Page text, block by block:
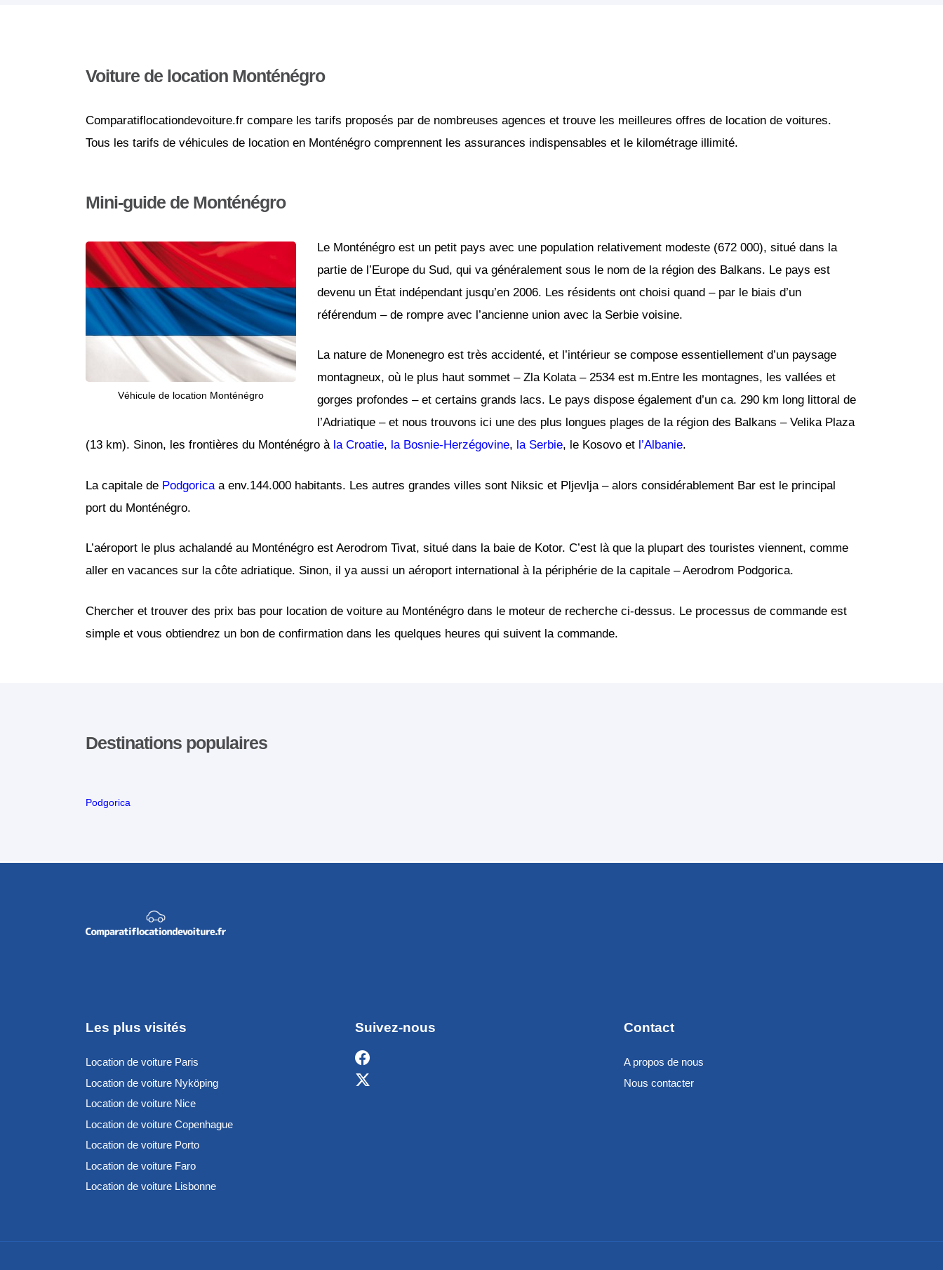
Voiture de location Monténégro
Comparatiflocationdevoiture.fr compare les tarifs proposés par de nombreuses agences et trouve les meilleures offres de location de voitures.
Tous les tarifs de véhicules de location en Monténégro comprennent les assurances indispensables et le kilométrage illimité.
Mini-guide de Monténégro
Véhicule de location Monténégro
Le Monténégro est un petit pays avec une population relativement modeste (672 000), situé dans la
partie de l’Europe du Sud, qui va généralement sous le nom de la région des Balkans. Le pays est
devenu un État indépendant jusqu’en 2006. Les résidents ont choisi quand – par le biais d’un
référendum – de rompre avec l’ancienne union avec la Serbie voisine.
La nature de Monenegro est très accidenté, et l’intérieur se compose essentiellement d’un paysage
montagneux, où le plus haut sommet – Zla Kolata – 2534 est m.Entre les montagnes, les vallées et
gorges profondes – et certains grands lacs. Le pays dispose également d’un ca. 290 km long littoral de
l’Adriatique – et nous trouvons ici une des plus longues plages de la région des Balkans – Velika Plaza
(13 km). Sinon, les frontières du Monténégro à la Croatie, la Bosnie-Herzégovine, la Serbie, le Kosovo et l’Albanie.
La capitale de Podgoricaa env.144.000 habitants. Les autres grandes villes sont Niksic et Pljevlja – alors considérablement Bar est le principal
port du Monténégro.
L’aéroport le plus achalandé au Monténégro est Aerodrom Tivat, situé dans la baie de Kotor. C’est là que la plupart des touristes viennent, comme
aller en vacances sur la côte adriatique. Sinon, il ya aussi un aéroport international à la périphérie de la capitale – Aerodrom Podgorica.
Chercher et trouver des prix bas pour location de voiture au Monténégro dans le moteur de recherche ci-dessus. Le processus de commande est
simple et vous obtiendrez un bon de confirmation dans les quelques heures qui suivent la commande.
Destinations populaires
Podgorica
Les plus visités
Location de voiture Paris
Location de voiture Nyköping
Location de voiture Nice
Location de voiture Copenhague
Location de voiture Porto
Location de voiture Faro
Location de voiture Lisbonne
Suivez-nous Contact
A propos de nous
Nous contacter